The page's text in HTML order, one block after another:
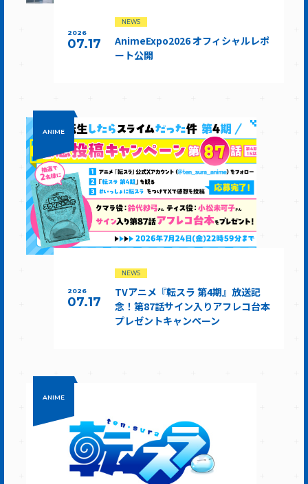
2026
07.17
NEWS
AnimeExpo2026 オフィシャルレポ
ート公開
ANIME
2026
07.17
NEWS
TVアニメ『転スラ 第4期』放送記
念！第87話サイン入りアフレコ台本
プレゼントキャンペーン
ANIME